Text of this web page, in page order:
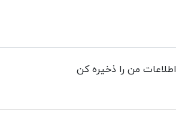
اطلاعات من را ذخیره کن